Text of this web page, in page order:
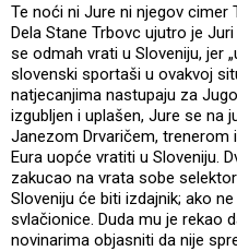
Te noći ni Jure ni njegov cimer
Dela Stane Trbovc ujutro je
se odmah vrati u Sloveniju, jer
slovenski sportaši u ovakvoj
natjecanjima nastupaju za
izgubljen i uplašen, Jure se na
Janezom Drvaričem, trenerom
Eura uopće vratiti u Sloveniju.
zakucao na vrata sobe
Sloveniju će biti izdajnik; ako
svlačionice. Duda mu je rekao
novinarima objasniti da nije